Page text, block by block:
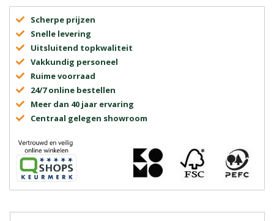
Scherpe prijzen
Snelle levering
Uitsluitend topkwaliteit
Vakkundig personeel
Ruime voorraad
24/7 online bestellen
Meer dan 40 jaar ervaring
Centraal gelegen showroom